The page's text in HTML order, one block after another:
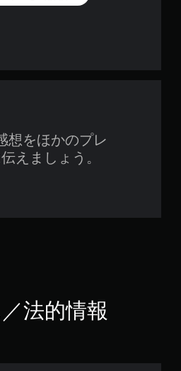
想をほかのプレ
えましょう。
法的情報